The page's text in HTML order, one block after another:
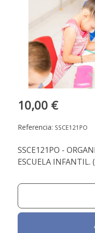
10,00 €
Referencia: SSCE121PO
SSCE121PO -
ESCUELA INFANTIL.